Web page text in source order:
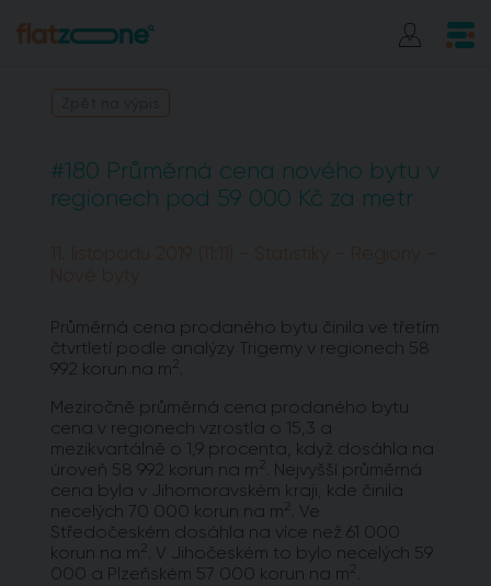
#180 Průměrná cena nového bytu v
regionech pod 59 000 Kč za metr
11. listopadu 2019 (11:11) - Statistiky - Regiony -
Nové byty
Průměrná cena prodaného bytu činila ve třetím
čtvrtletí podle analýzy Trigemy v regionech 58
992 korun na m2 .
Meziročně průměrná cena prodaného bytu
cena v regionech vzrostla o 15,3 a
mezikvartálně o 1,9 procenta, když dosáhla na
úroveň 58 992 korun na m2 . Nejvyšší průměrná
cena byla v Jihomoravském kraji, kde činila
necelých 70 000 korun na m2 . Ve
Středočeském dosáhla na více než 61 000
korun na m2 . V Jihočeském to bylo necelých 59
000 a Plzeňském 57 000 korun na m2 .